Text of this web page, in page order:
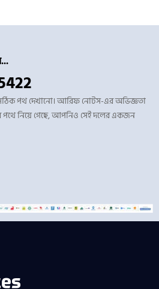
সঠিক পথ দেখানো। আরিফ নোটস-এর অভিজ্ঞতা
পথে নিয়ে গেছে, আপনিও সেই দলের একজন